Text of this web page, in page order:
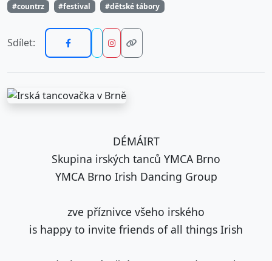
#countrz
#festival #dětské tábory
Sdílet:
DÉMÁIRT
Skupina irských tanců YMCA Brno
YMCA Brno Irish Dancing Group
zve příznivce všeho irského
is happy to invite friends of all things Irish